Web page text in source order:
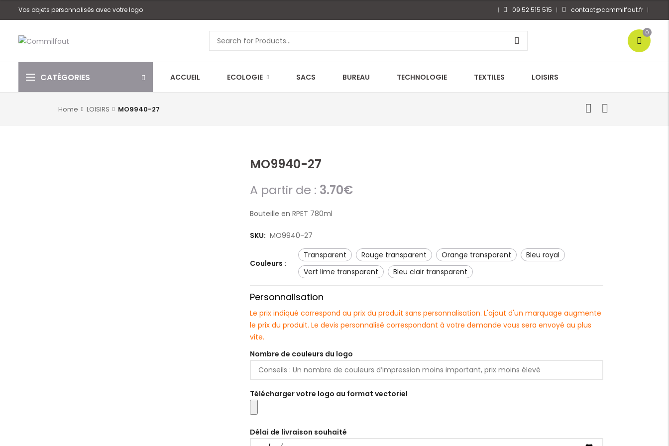
Vos objets personnalisés avec votre logo 09 52 515 515 contact@commilfaut.fr
0
CATÉGORIES ACCUEIL ECOLOGIE SACS BUREAU TECHNOLOGIE TEXTILES LOISIRS
Home LOISIRS MO9940-27
MO9940-27
A partir de : 3.70€
Bouteille en RPET 780ml
SKU: MO9940-27
Couleurs :
transparent rouge transparent orange transparent
bleu royal
vert lime transparent
bleu clair transparent
Personnalisation
Le prix indiqué correspond au prix du produit sans personnalisation. L'ajout d'un marquage augmente
le prix du produit. Le devis personnalisé correspondant à votre demande vous sera envoyé au plus
vite.
Nombre de couleurs du logo
Télécharger votre logo au format vectoriel
Délai de livraison souhaité